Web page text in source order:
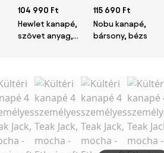
104 990 Ft
Hewlet kanapé,
szövet anyag,
115 690 Ft
Nobu kanapé,
bársony, bézs